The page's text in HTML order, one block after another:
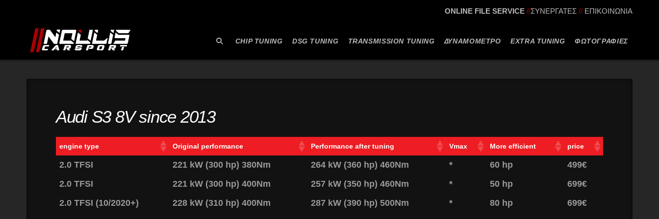
ONLINE FILE SERVICE//ΣΥΝΕΡΓΑΤΕΣ // ΕΠΙΚΟΙΝΩΝΙΑ
ΦΩΤΟΓΡΑΦΙΕΣ
EXTRA TUNING
ΔΥΝΑΜΟΜΕΤΡΟ
TRANSMISSION TUNING
DSG TUNING
CHIP TUNING
Audi S3 8V since 2013
engine type Original performance Performance after tuning Vmax More efficient price
2.0 TFSI 221 kW (300 hp) 380Nm 264 kW (360 hp) 460Nm * 60 hp
499€
2.0 TFSI
221 kW (300 hp) 400Nm 257 kW (350 hp) 460Nm * 50 hp
699€
2.0 TFSI (10/2020+)
228 kW (310 hp) 400Nm 287 kW (390 hp) 500Nm * 80 hp 699€